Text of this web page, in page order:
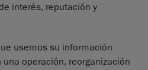
interés, reputación y
usemos su información
operación, reorganización